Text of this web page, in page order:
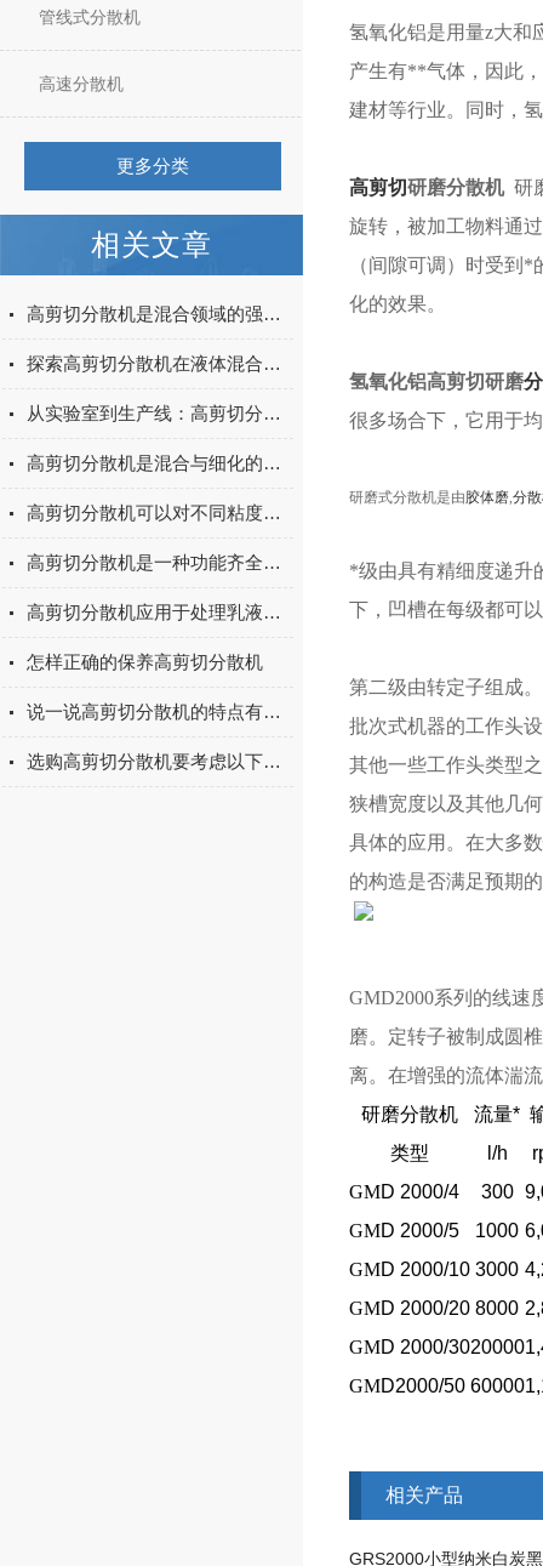
管线式分散机
高速分散机
更多分类
相关文章
高剪切分散机是混合领域的强力引擎
探索高剪切分散机在液体混合与乳化中的应用
从实验室到生产线：高剪切分散机的高效转化路径
高剪切分散机是混合与细化的高效工具
高剪切分散机可以对不同粘度的物料进行加工
高剪切分散机是一种功能齐全、应用广泛的化工混合设备
高剪切分散机应用于处理乳液和生成超细悬乳液
怎样正确的保养高剪切分散机
说一说高剪切分散机的特点有哪些
选购高剪切分散机要考虑以下几个因素
氢氧化铝是用量z大和
产生有**气体，因此
建材等行业。同时，
高剪切研磨分散机研
旋转，被加工物料通
（间隙可调）时受到
化的效果。
氢氧化铝高剪切研磨
很多场合下，它用于
研磨式分散机是由胶体磨,分
*级由具有精细度递升
下，凹槽在每级都可
第二级由转定子组成
批次式机器的工作头
其他一些工作头类型
狭槽宽度以及其他几
具体的应用。在大多
的构造是否满足预期
GMD2000系列的线速
磨。定转子被制成圆
离。在增强的流体湍
研磨分散机
流量*
类型
l/h
GMD 2000/4 300
GMD 2000/5 1000
GMD 2000/10 3000
GMD 2000/20 8000
GMD 2000/3020000
GMD2000/50 60000
相关产品